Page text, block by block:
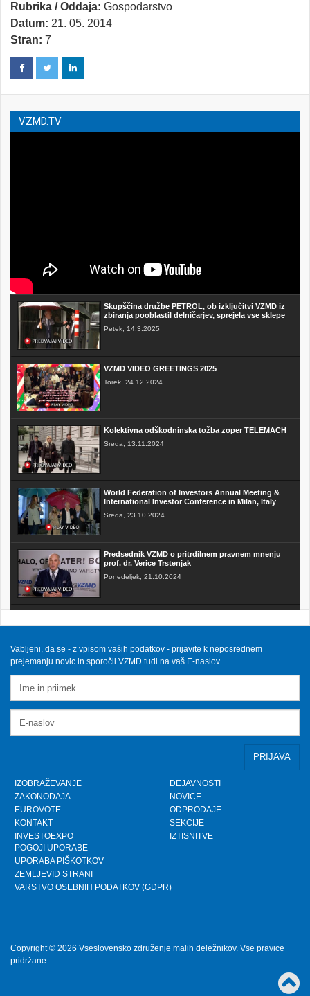
Rubrika / Oddaja: Gospodarstvo
Datum: 21. 05. 2014
Stran: 7
VZMD.TV
Skupščina družbe PETROL, ob izključitvi VZMD iz
zbiranja pooblastil delničarjev, sprejela vse sklepe
Petek, 14.3.2025
VZMD VIDEO GREETINGS 2025
Torek, 24.12.2024
Kolektivna odškodninska tožba zoper TELEMACH
Sreda, 13.11.2024
World Federation of Investors Annual Meeting &
International Investor Conference in Milan, Italy
Sreda, 23.10.2024
Predsednik VZMD o pritrdilnem pravnem mnenju
prof. dr. Verice Trstenjak
Ponedeljek, 21.10.2024
skupinskih tožb zoper telekomunikacijske
Sobota, 12.10.2024
VZMD na Odboru za finance DZ RS s predlogi
Petek, 10.5.2024
www.kolektivno-varstvo.si -- Izjava mag. Kristjan
Verbič, predsednik VZMD: Halo, operater! Bodi fer.
Torek, 26.3.2024
HALO, OPERATER! BODI FER.
»MALIM DELNIČARJEM STE UKRADLI MILIJONE
Vabljeni, da se - z vpisom vaših podatkov - prijavite k neposrednem
prejemanju novic in sporočil VZMD tudi na vaš E-naslov.
IZOBRAŽEVANJE
ZAKONODAJA
EUROVOTE
KONTAKT
INVESTOEXPO
DEJAVNOSTI
NOVICE
ODPRODAJE
SEKCIJE
IZTISNITVE
POGOJI UPORABE
UPORABA PIŠKOTKOV
ZEMLJEVID STRANI
VARSTVO OSEBNIH PODATKOV (GDPR)
Copyright © 2026 Vseslovensko združenje malih deležnikov. Vse pravice
pridržane.